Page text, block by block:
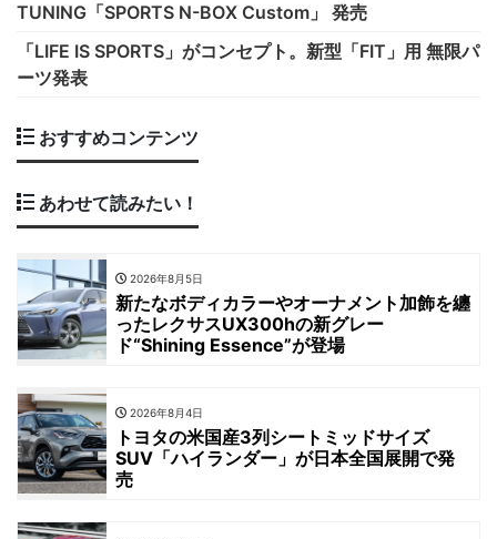
TUNING「SPORTS N-BOX Custom」 発売
「LIFE IS SPORTS」がコンセプト。新型「FIT」用 無限パ
ーツ発表
おすすめコンテンツ
あわせて読みたい！
2026年8月5日
新たなボディカラーやオーナメント加飾を纏
ったレクサスUX300hの新グレー
ド“Shining Essence”が登場
2026年8月4日
トヨタの米国産3列シートミッドサイズ
SUV「ハイランダー」が日本全国展開で発
売